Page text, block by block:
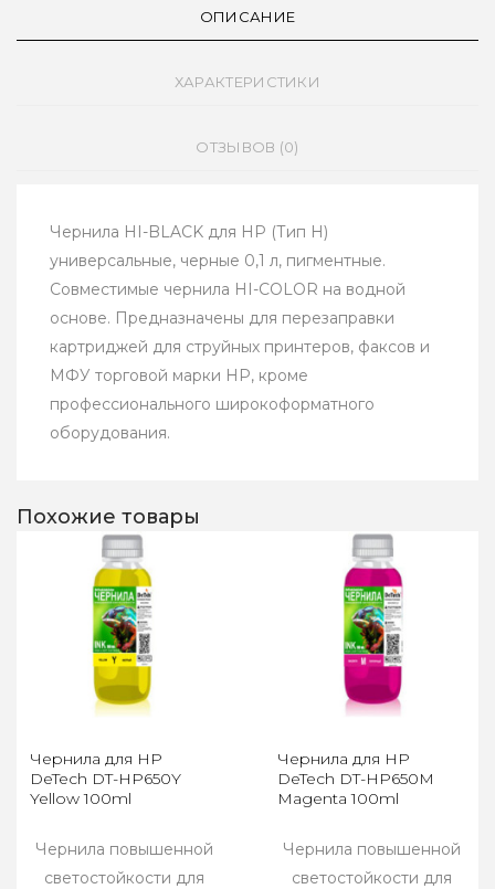
ОПИСАНИЕ
ХАРАКТЕРИСТИКИ
ОТЗЫВОВ (0)
Чернила HI-BLACK для HP (Тип H)
универсальные, черные 0,1 л, пигментные.
Совместимые чернила HI-COLOR на водной
основе. Предназначены для перезаправки
картриджей для струйных принтеров, факсов и
МФУ торговой марки HP, кроме
профессионального широкоформатного
оборудования.
Похожие товары
Чернила для HP
DeTech DT-HP650Y
Yellow 100ml
Чернила повышенной
светостойкости для
Чернила для HP
DeTech DT-HP650M
Magenta 100ml
Чернила повышенной
светостойкости для